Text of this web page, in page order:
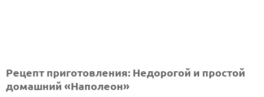
Рецепт приготовления: Недорогой и простой
домашний «Наполеон»